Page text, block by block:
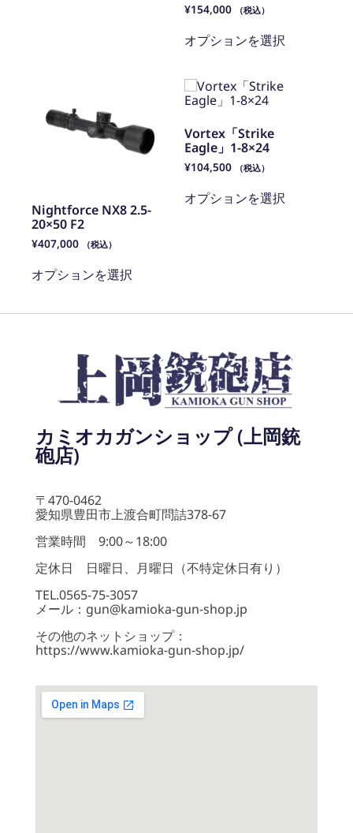
¥154,000 （税込）
オプションを選択
Nightforce NX8 2.5-
20×50 F2
¥407,000 （税込）
オプションを選択
Vortex「Strike
Eagle」1-8×24
¥104,500 （税込）
オプションを選択
カミオカガンショップ (上岡銃
砲店)
〒470-0462
愛知県豊田市上渡合町問詰378-67
営業時間 9:00～18:00
定休日 日曜日、月曜日（不特定休日有り）
TEL.0565-75-3057
メール：gun@kamioka-gun-shop.jp
その他のネットショップ：
https://www.kamioka-gun-shop.jp/